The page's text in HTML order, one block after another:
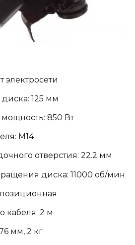
электросети
125 мм
850 Вт
M14
отверстия: 22.2 мм
диска: 11000 об/мин
кабеля: 2 м
мм, 2 кг